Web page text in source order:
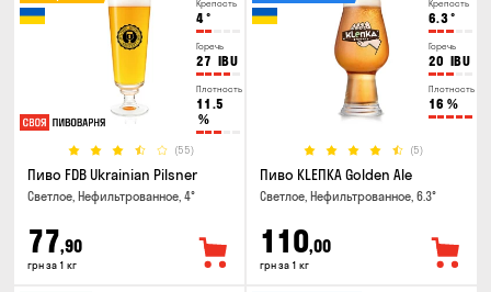
Крепость
4°
Горечь
27 IBU
Плотность
11.5
%
(55)
Пиво FDB Ukrainian Pilsner
Светлое, Нефильтрованное, 4°
77,90
грн за 1 кг
Крепость
6.3°
Горечь
20 IBU
Плотность
16 %
(5)
Пиво KLEПКА Golden Ale
Светлое, Нефильтрованное, 6.3°
110,00
грн за 1 кг